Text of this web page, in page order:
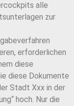
alle
zur
erforderlichen
diese
diese Dokumente
Stadt Xxx in der
hoch. Nur die